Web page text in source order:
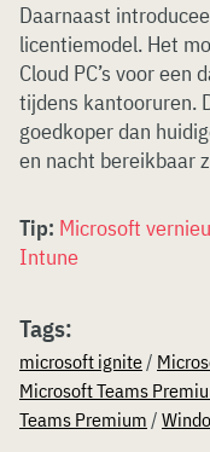
Daarnaast
licentiemodel. Het
Cloud PC’s voor een
tijdens kantooruren.
goedkoper dan
en nacht bereikbaar
Tip: Microsoft
Intune
Tags:
microsoft ignite/
Microsoft Teams
Teams Premium /